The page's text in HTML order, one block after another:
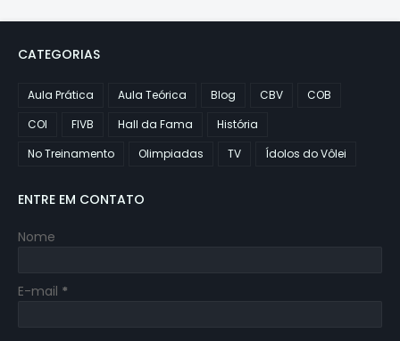
CATEGORIAS
Aula Prática Aula Teórica Blog CBV
COB
COI
FIVB Hall da Fama
História
No Treinamento
Olimpiadas TV Ídolos do Vôlei
ENTRE EM CONTATO
Nome
E-mail *